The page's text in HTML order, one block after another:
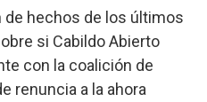
de hechos de los últimos
si Cabildo Abierto
con la coalición de
renuncia a la ahora